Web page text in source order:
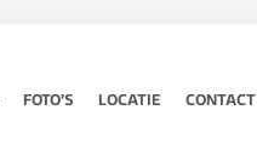
FOTO’S LOCATIE CONTACT